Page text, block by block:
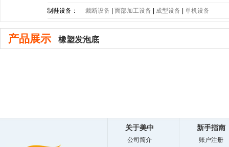
制鞋设备： 裁断设备 |面部加工设备 成型设备 |单机设备
产品展示 橡塑发泡底
关于美中
公司简介
新手指南
账户注册